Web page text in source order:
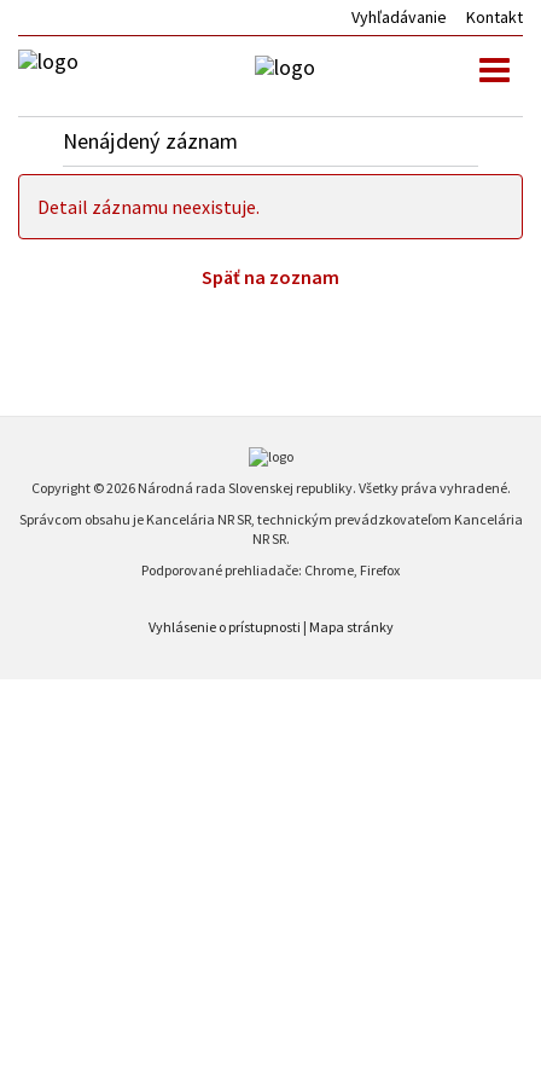
Vyhľadávanie Kontakt
Nenájdený záznam
Detail záznamu neexistuje.
Späť na zoznam
Copyright © 2026 Národná rada Slovenskej republiky. Všetky práva vyhradené.
Správcom obsahu je Kancelária NR SR, technickým prevádzkovateľom Kancelária
NR SR.
Podporované prehliadače: Chrome, Firefox
Vyhlásenie o prístupnosti | Mapa stránky